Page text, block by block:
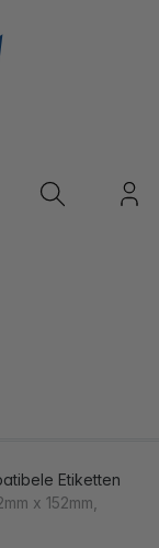
Etiketten
x 152mm,